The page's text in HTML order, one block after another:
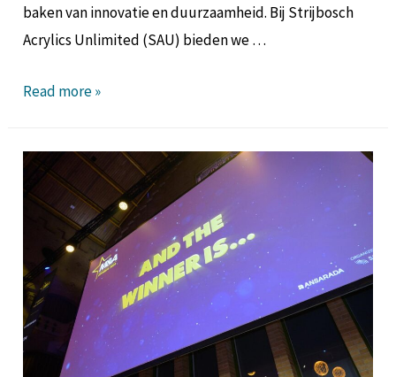
baken van innovatie en duurzaamheid. Bij Strijbosch
Acrylics Unlimited (SAU) bieden we …
Read more »